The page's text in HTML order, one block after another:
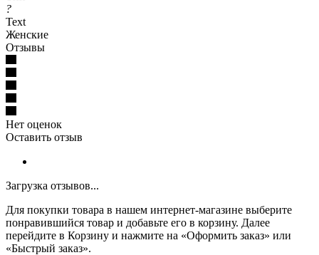
?
Text
Женские
Отзывы
Нет оценок
Оставить отзыв
Загрузка отзывов...
Для покупки товара в нашем интернет-магазине выберите
понравившийся товар и добавьте его в корзину. Далее
перейдите в Корзину и нажмите на «Оформить заказ» или
«Быстрый заказ».